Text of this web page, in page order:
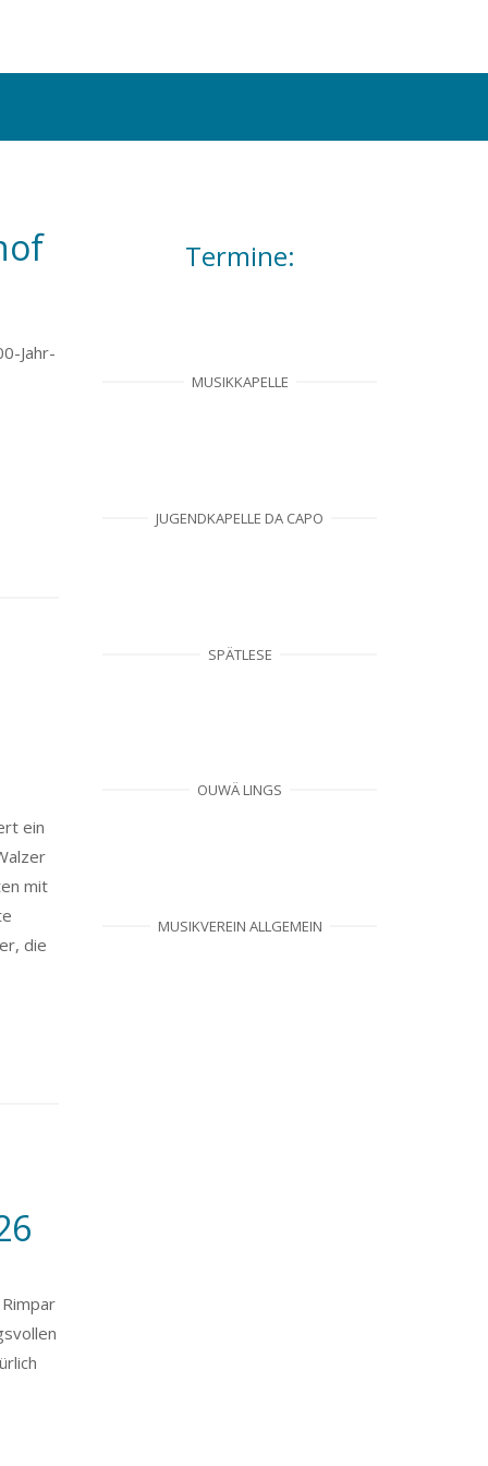
Jahr-
ein
mit
die
Termine:
MUSIKKAPELLE
JUGENDKAPELLE DA CAPO
SPÄTLESE
OUWÄ LINGS
MUSIKVEREIN ALLGEMEIN